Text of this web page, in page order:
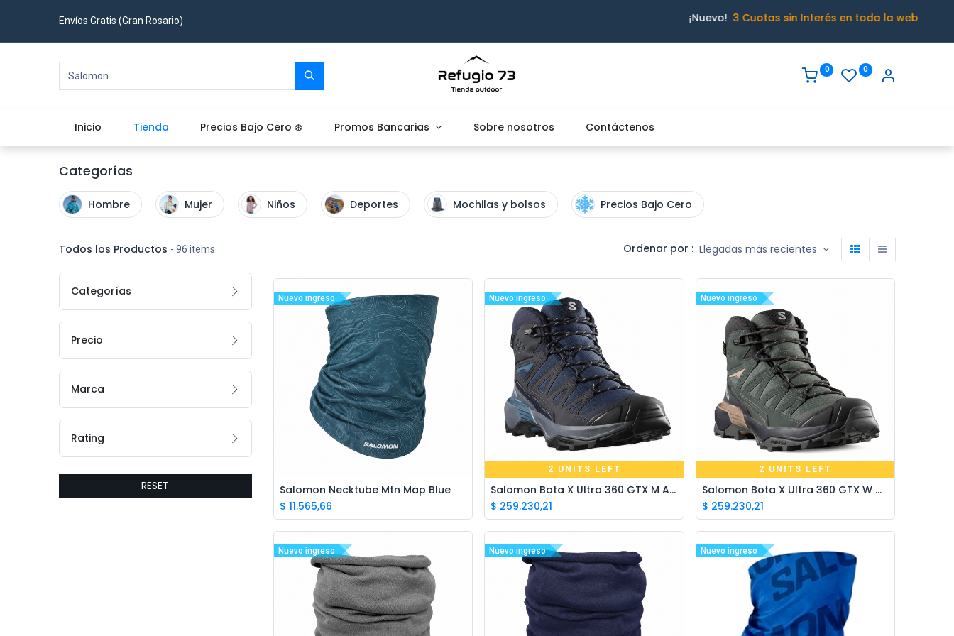
Envíos Gratis (Gran Rosario) ¡Nuevo!3 Cuotas sin Interés en toda la web
0 0
Inicio Tienda Precios Bajo Cero ❄️ Promos Bancarias Sobre nosotros Contáctenos
Categorías
Hombre Mujer Niños Deportes Mochilas y bolsos Precios Bajo Cero
Todos los Productos - 96 items Ordenar por : Llegadas más recientes
Categorías
Precio
Marca
Rating
RESET
Nuevo ingreso
Add to Cart
Salomon Necktube Mtn Map Blue
$ 11.565,66
Nuevo ingreso
2 UNITS LEFT
Salomon Bota X Ultra 360 GTX M Azul
$ 259.230,21
Nuevo ingreso
2 UNITS LEFT
Salomon Bota X Ultra 360 GTX W Gris
$ 259.230,21
Nuevo ingreso Nuevo ingreso Nuevo ingreso
Ivo · Refugio 73
● En línea